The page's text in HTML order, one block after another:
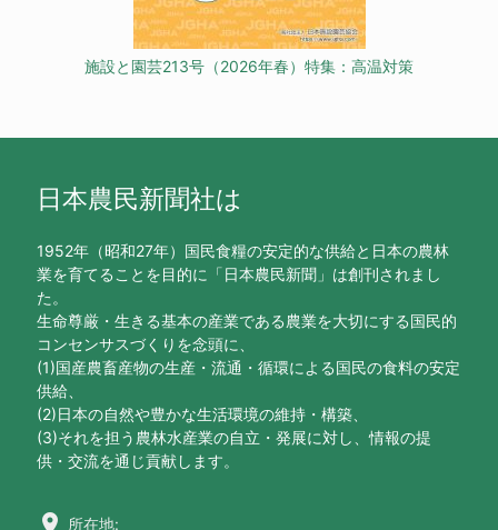
施設と園芸213号（2026年春）特集：高温対策
日本農民新聞社は
1952年（昭和27年）国民食糧の安定的な供給と日本の農林
業を育てることを目的に「日本農民新聞」は創刊されまし
た。
生命尊厳・生きる基本の産業である農業を大切にする国民的
コンセンサスづくりを念頭に、
(1)国産農畜産物の生産・流通・循環による国民の食料の安定
供給、
(2)日本の自然や豊かな生活環境の維持・構築、
(3)それを担う農林水産業の自立・発展に対し、情報の提
供・交流を通じ貢献します。
location_on 所在地: